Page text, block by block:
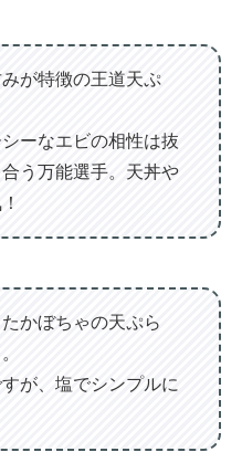
が特徴の王道天ぷ
ーなエビの相性は抜
う万能選手。天丼や
かぼちゃの天ぷら
が、塩でシンプルに